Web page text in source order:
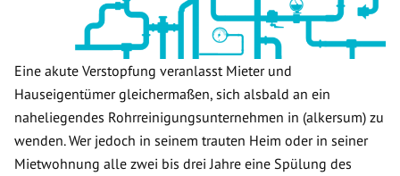
Eine akute Verstopfung veranlasst Mieter und
Hauseigentümer gleichermaßen, sich alsbald an ein
naheliegendes Rohrreinigungsunternehmen in (alkersum) zu
wenden. Wer jedoch in seinem trauten Heim oder in seiner
Mietwohnung alle zwei bis drei Jahre eine Spülung des